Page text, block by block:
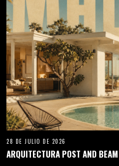
28 DE JULIO DE 2026
ARQUITECTURA POST AND